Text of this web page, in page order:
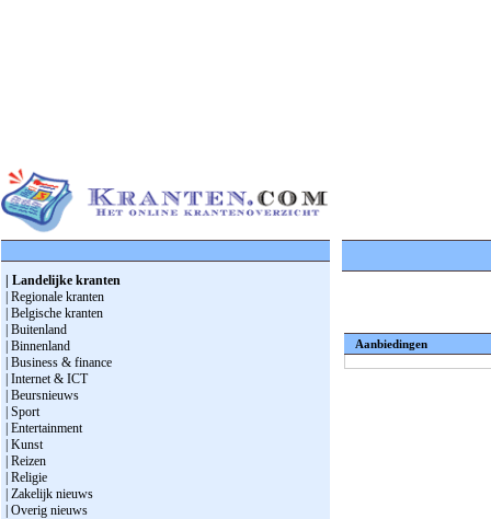
| Landelijke kranten
| Regionale kranten
| Belgische kranten
| Buitenland
| Binnenland
| Business & finance
| Internet & ICT
| Beursnieuws
| Sport
| Entertainment
| Kunst
| Reizen
| Religie
| Zakelijk nieuws
| Overig nieuws
Aanbiedingen